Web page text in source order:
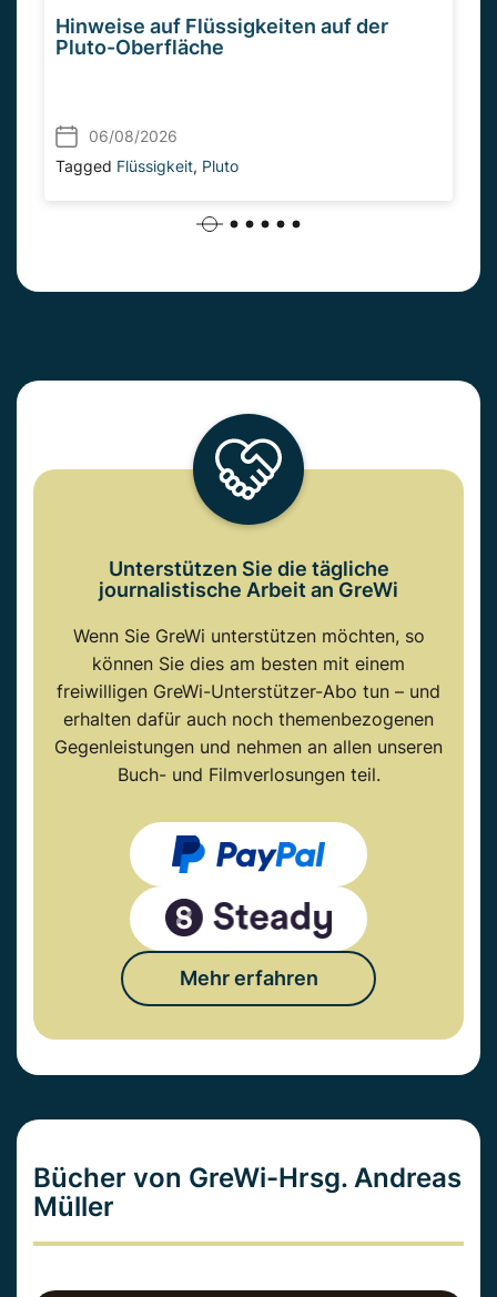
Hinweise auf Flüssigkeiten auf der
Pluto-Oberfläche
06/08/2026
Tagged Flüssigkeit, Pluto
Unterstützen Sie die tägliche
journalistische Arbeit an GreWi
Wenn Sie GreWi unterstützen möchten, so
können Sie dies am besten mit einem
freiwilligen GreWi-Unterstützer-Abo tun – und
erhalten dafür auch noch themenbezogenen
Gegenleistungen und nehmen an allen unseren
Buch- und Filmverlosungen teil.
Mehr erfahren
Bücher von GreWi-Hrsg. Andreas
Müller